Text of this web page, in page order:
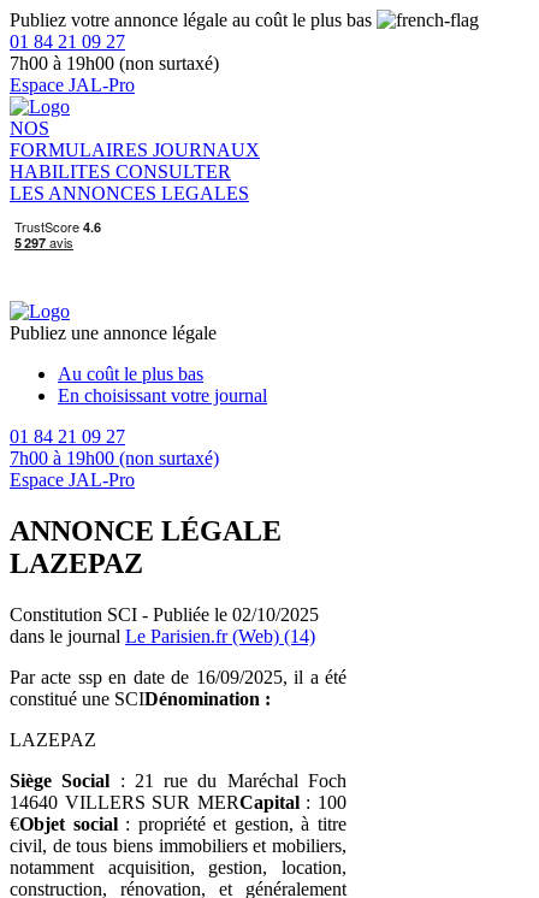
Publiez votre annonce légale au coût le plus bas
01 84 21 09 27
7h00 à 19h00 (non surtaxé)
Espace JAL-Pro
NOS
FORMULAIRES JOURNAUX
HABILITES CONSULTER
LES ANNONCES LEGALES
Publiez une annonce légale
Au coût le plus bas
En choisissant votre journal
01 84 21 09 27
7h00 à 19h00 (non surtaxé)
Espace JAL-Pro
ANNONCE LÉGALE
LAZEPAZ
Constitution SCI - Publiée le 02/10/2025
dans le journal Le Parisien.fr (Web) (14)
Par acte ssp en date de 16/09/2025, il a été
constitué une SCIDénomination :
LAZEPAZ
Siège Social : 21 rue du Maréchal Foch
14640 VILLERS SUR MERCapital: 100
€Objet social: propriété et gestion, à titre
civil, de tous biens immobiliers et mobiliers,
notamment acquisition, gestion, location,
construction, rénovation, et généralement